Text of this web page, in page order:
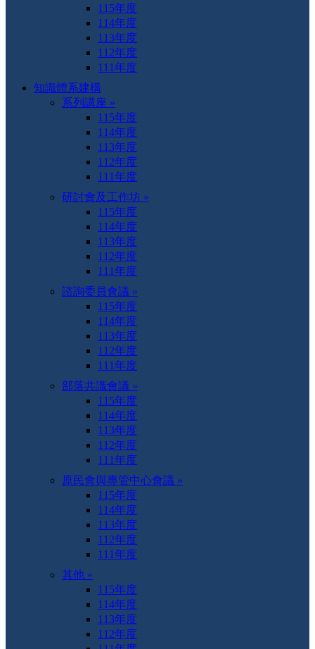
115年度
114年度
113年度
112年度
111年度
知識體系建構
系列講座 »
115年度
114年度
113年度
112年度
111年度
研討會及工作坊 »
115年度
114年度
113年度
112年度
111年度
諮詢委員會議 »
115年度
114年度
113年度
112年度
111年度
部落共識會議 »
115年度
114年度
113年度
112年度
111年度
原民會與專管中心會議 »
115年度
114年度
113年度
112年度
111年度
其他 »
115年度
114年度
113年度
112年度